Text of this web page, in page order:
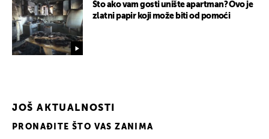
Što ako vam gosti unište apartman? Ovo je
zlatni papir koji može biti od pomoći
JOŠ AKTUALNOSTI
PRONAĐITE ŠTO VAS ZANIMA